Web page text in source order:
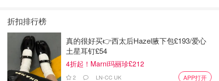
霍兰（NiallHoran）、扎恩-马利克（ZaynMalik）和哈里-斯
泰尔斯（HarryStyles）是世界上最成功的男孩乐队之一One
Direction的成员。粉丝们昵称他们为1Ds，他们是电视节目
《TheX Factor》的产物，2010年成立后获得了飞速的成
功，从第二年开始每年发行一张专辑。
折扣排行榜
真的很好买👉西太后Hazel腋下包£193/爱心
土星耳钉£54
4折起！Marni玛丽珍£212
2 LN-CC UK APP打开